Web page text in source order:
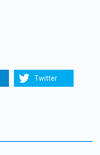
Twitter